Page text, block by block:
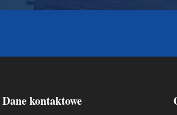
Dane kontaktowe